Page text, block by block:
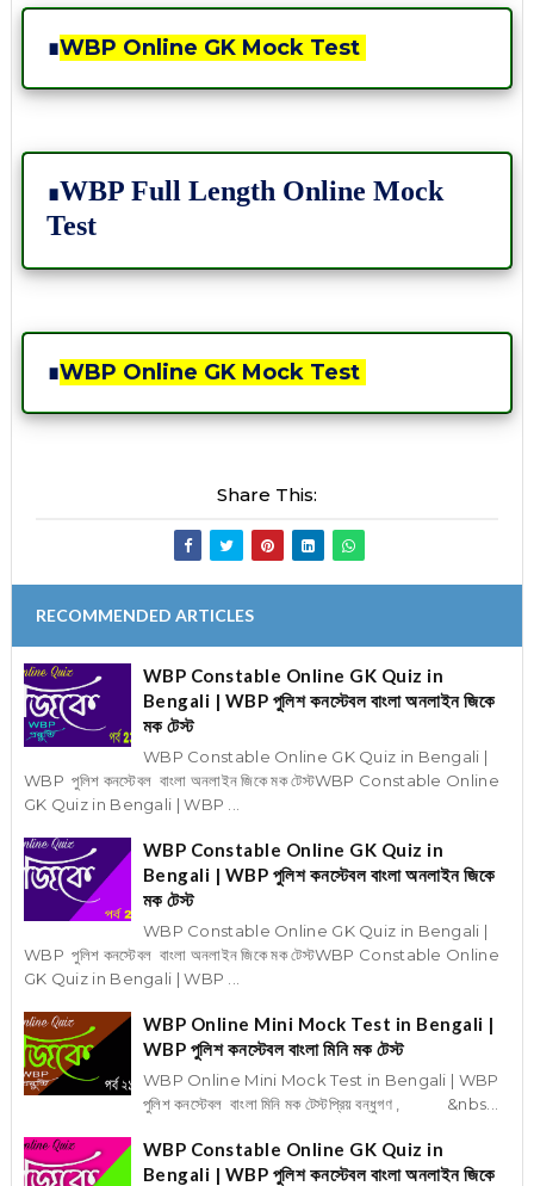
∎WBP Online GK Mock Test
∎WBP Full Length Online Mock
Test
∎WBP Online GK Mock Test
Share This:
RECOMMENDED ARTICLES
WBP Constable Online GK Quiz in
Bengali | WBP পুলিশ কনস্টেবল বাংলা অনলাইন জিকে
মক টেস্ট
WBP Constable Online GK Quiz in Bengali |
WBP পুলিশ কনস্টেবল বাংলা অনলাইন জিকে মক টেস্টWBP Constable Online
GK Quiz in Bengali | WBP ...
WBP Constable Online GK Quiz in
Bengali | WBP পুলিশ কনস্টেবল বাংলা অনলাইন জিকে
মক টেস্ট
WBP Constable Online GK Quiz in Bengali |
WBP পুলিশ কনস্টেবল বাংলা অনলাইন জিকে মক টেস্টWBP Constable Online
GK Quiz in Bengali | WBP ...
WBP Online Mini Mock Test in Bengali |
WBP পুলিশ কনস্টেবল বাংলা মিনি মক টেস্ট
WBP Online Mini Mock Test in Bengali | WBP
পুলিশ কনস্টেবল বাংলা মিনি মক টেস্টপ্রিয় বন্ধুগণ , &nbs...
WBP Constable Online GK Quiz in
Bengali | WBP পুলিশ কনস্টেবল বাংলা অনলাইন জিকে